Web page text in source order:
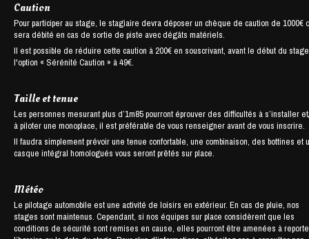
Caution
Pour participer au stage, le stagiaire devra déposer un chèque de caution de 1000€
sera débité en cas de sortie de piste avec dégâts matériels.
Il est possible de réduire cette caution à 200€ en souscrivant, avant le début du
l'option « Sérénité Caution » à 49€.
Taille et tenue
Les personnes mesurant plus d’1m85 pourront éprouver des difficultés à s’installer
à piloter une monoplace, il est préférable de vous renseigner avant de vous inscrire.
Il faudra simplement prévoir une tenue confortable, une combinaison, des bottines et
casque intégral homologués vous seront prêtés sur place.
Météo
Le pilotage automobile est une activité de loisirs en extérieur. En cas de pluie, nos
stages sont maintenus. Cependant, si nos équipes sur place considèrent que les
conditions de sécurité sont remises en cause, elles pourront être amenées à